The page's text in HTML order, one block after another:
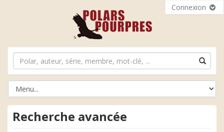
Connexion
Recherche avancée